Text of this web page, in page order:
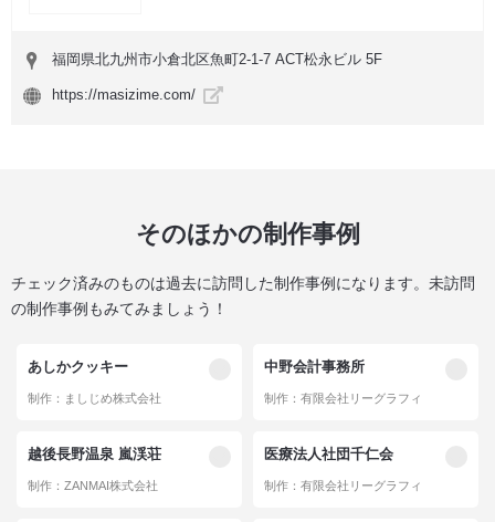
福岡県北九州市小倉北区魚町2-1-7 ACT松永ビル 5F
https://masizime.com/
そのほかの制作事例
チェック済みのものは過去に訪問した制作事例になります。未訪問
の制作事例もみてみましょう！
あしかクッキー
制作：ましじめ株式会社
中野会計事務所
制作：有限会社リーグラフィ
越後長野温泉 嵐渓荘
制作：ZANMAI株式会社
医療法人社団千仁会
制作：有限会社リーグラフィ